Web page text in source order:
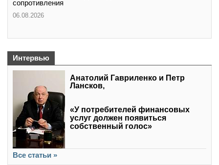
сопротивления
06.08.2026
Интервью
Анатолий Гавриленко и Петр
Лансков,
«У потребителей финансовых
услуг должен появиться
собственный голос»
Все статьи »